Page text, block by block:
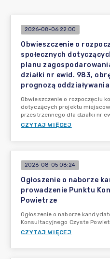
2026-08-06 22:00
Obwieszczenie o
społecznych
planu
działki nr ewid. 983,
prognozą
Obwieszczenie o rozpoczęciu
dotyczących projektu
przestrzennego dla działki nr
CZYTAJ WIĘCEJ
2026-08-05 08:24
Ogłoszenie o naborze
prowadzenie Punktu
Powietrze
Ogłoszenie o naborze
Konsultacyjnego Czyste
CZYTAJ WIĘCEJ